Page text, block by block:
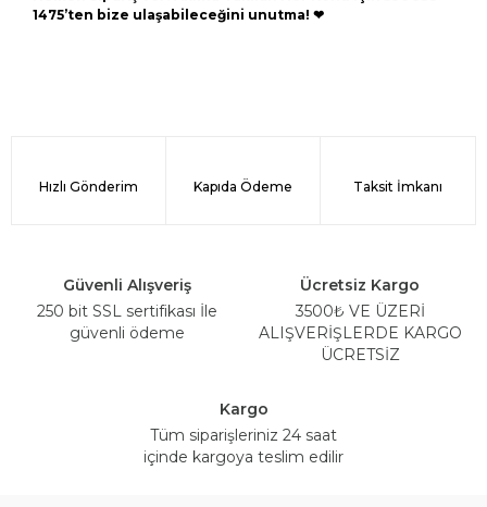
1475’ten bize ulaşabileceğini unutma! ❤
Hızlı Gönderim Kapıda Ödeme Taksit İmkanı
Güvenli Alışveriş
250 bit SSL sertifikası İle
güvenli ödeme
Ücretsiz Kargo
3500₺ VE ÜZERİ
ALIŞVERİŞLERDE KARGO
ÜCRETSİZ
Kargo
Tüm siparişleriniz 24 saat
içinde kargoya teslim edilir